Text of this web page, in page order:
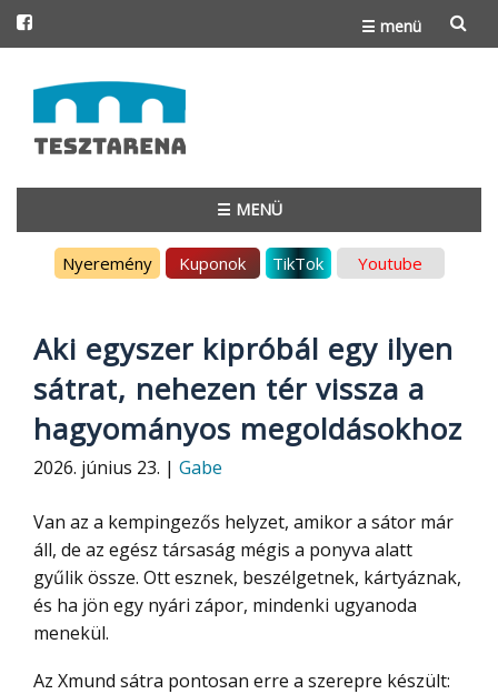
☰ menü
to
content
☰ MENÜ
Nyeremény Kuponok TikTok Youtube
Aki egyszer kipróbál egy ilyen
sátrat, nehezen tér vissza a
hagyományos megoldásokhoz
2026. június 23. | Gabe
Van az a kempingezős helyzet, amikor a sátor már
áll, de az egész társaság mégis a ponyva alatt
gyűlik össze. Ott esznek, beszélgetnek, kártyáznak,
és ha jön egy nyári zápor, mindenki ugyanoda
menekül.
Az Xmund sátra pontosan erre a szerepre készült: